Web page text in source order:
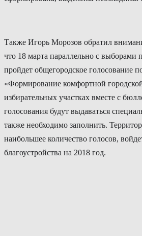
Также Игорь Морозов обратил
что 18 марта параллельно с выборами
пройдет общегородское голосование
«Формирование комфортной
избирательных участках вместе с
голосования будут выдаваться
также необходимо заполнить.
наибольшее количество голосов,
благоустройства на 2018 год.